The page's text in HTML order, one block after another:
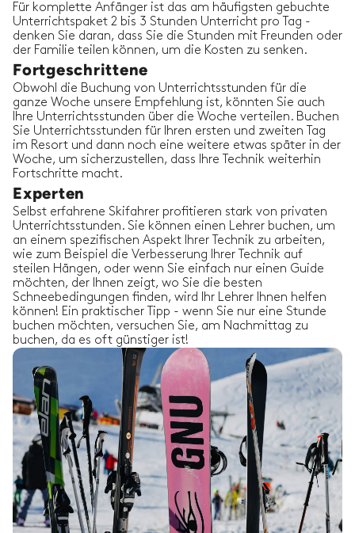
Für komplette Anfänger ist das am häufigsten gebuchte
Unterrichtspaket 2 bis 3 Stunden Unterricht pro Tag -
denken Sie daran, dass Sie die Stunden mit Freunden oder
der Familie teilen können, um die Kosten zu senken.
Fortgeschrittene
Obwohl die Buchung von Unterrichtsstunden für die
ganze Woche unsere Empfehlung ist, könnten Sie auch
Ihre Unterrichtsstunden über die Woche verteilen. Buchen
Sie Unterrichtsstunden für Ihren ersten und zweiten Tag
im Resort und dann noch eine weitere etwas später in der
Woche, um sicherzustellen, dass Ihre Technik weiterhin
Fortschritte macht.
Experten
Selbst erfahrene Skifahrer profitieren stark von privaten
Unterrichtsstunden. Sie können einen Lehrer buchen, um
an einem spezifischen Aspekt Ihrer Technik zu arbeiten,
wie zum Beispiel die Verbesserung Ihrer Technik auf
steilen Hängen, oder wenn Sie einfach nur einen Guide
möchten, der Ihnen zeigt, wo Sie die besten
Schneebedingungen finden, wird Ihr Lehrer Ihnen helfen
können! Ein praktischer Tipp - wenn Sie nur eine Stunde
buchen möchten, versuchen Sie, am Nachmittag zu
buchen, da es oft günstiger ist!